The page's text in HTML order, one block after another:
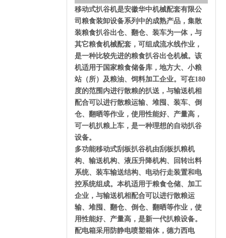
移动式扒谷机是安徽华中机械配套有限公
司粮食装卸设备系列中的成熟产品，集散
装粮食扒谷出仓、翻仓、装车为一体，与
其它粮食机械配套，可组成流水线作业，
是一种比较先进的粮食扒谷出仓机械。该
机适用于国家粮食储备库，地方大、小粮
站（所）及粮油、饲料加工企业。可在180
度的范围内进行散粮的扒送，与输送机相
配合可以进行散粮运输、堆囤、装车、倒
仓、翻晒等作业，使用性能好、产量高，
可一机扒粮上车，是一种理想的自动扒谷
设备。
多功能移动式刮板扒谷机由刮板扒粮机
构、输送机构、液压升降机构、回转出料
系统、装车输送结构、电动行走装置和电
控系统组成。本机适用于粮食仓储、加工
企业，与输送机相配合可以进行散粮运
输、堆囤、翻仓、倒仓、翻晒等作业，使
用性能好、产量高，是新一代扒粮设备。
配电箱采用防静电喷塑箱体，德力西电